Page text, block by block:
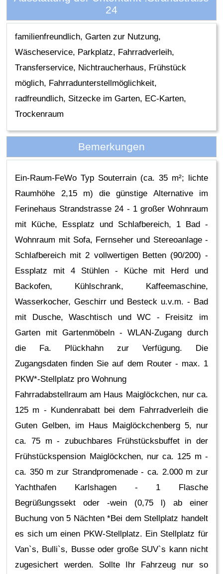
24
familienfreundlich, Garten zur Nutzung,
Wäscheservice, Parkplatz, Fahrradverleih,
Transferservice, Nichtraucherhaus, Frühstück
möglich, Fahrradunterstellmöglichkeit,
radfreundlich, Sitzecke im Garten, EC-Karten,
Trockenraum
Bemerkungen
Ein-Raum-FeWo Typ Souterrain (ca. 35 m²; lichte
Raumhöhe 2,15 m) die günstige Alternative im
Ferinehaus Strandstrasse 24 - 1 großer Wohnraum
mit Küche, Essplatz und Schlafbereich, 1 Bad -
Wohnraum mit Sofa, Fernseher und Stereoanlage -
Schlafbereich mit 2 vollwertigen Betten (90/200) -
Essplatz mit 4 Stühlen - Küche mit Herd und
Backofen, Kühlschrank, Kaffeemaschine,
Wasserkocher, Geschirr und Besteck u.v.m. - Bad
mit Dusche, Waschtisch und WC - Freisitz im
Garten mit Gartenmöbeln - WLAN-Zugang durch
die Fa. Plückhahn zur Verfügung. Die
Zugangsdaten finden Sie auf dem Router - max. 1
PKW*-Stellplatz pro Wohnung
Fahrradabstellraum am Haus Maiglöckchen, nur ca.
125 m - Kundenrabatt bei dem Fahrradverleih die
Guten Gelben, im Haus Maiglöckchenberg 5, nur
ca. 75 m - zubuchbares Frühstücksbuffet in der
Frühstückspension Maiglöckchen, nur ca. 125 m -
ca. 350 m zur Strandpromenade - ca. 2.000 m zur
Yachthafen Karlshagen - 1 Flasche
Begrüßungssekt oder -wein (0,75 l) ab einer
Buchung von 5 Nächten *Bei dem Stellplatz handelt
es sich um einen PKW-Stellplatz. Ein Stellplatz für
Van`s, Bulli`s, Busse oder große SUV`s kann nicht
zugesichert werden. Sollte Ihr Fahrzeug nur so